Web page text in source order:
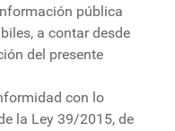
pública
a contar desde
del presente
con lo
la Ley 39/2015, de